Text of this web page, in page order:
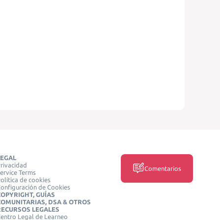
Terms
de cookies
de Cookies
GUÍAS
DSA & OTROS
LEGALES
Legal de Learneo
Comentarios